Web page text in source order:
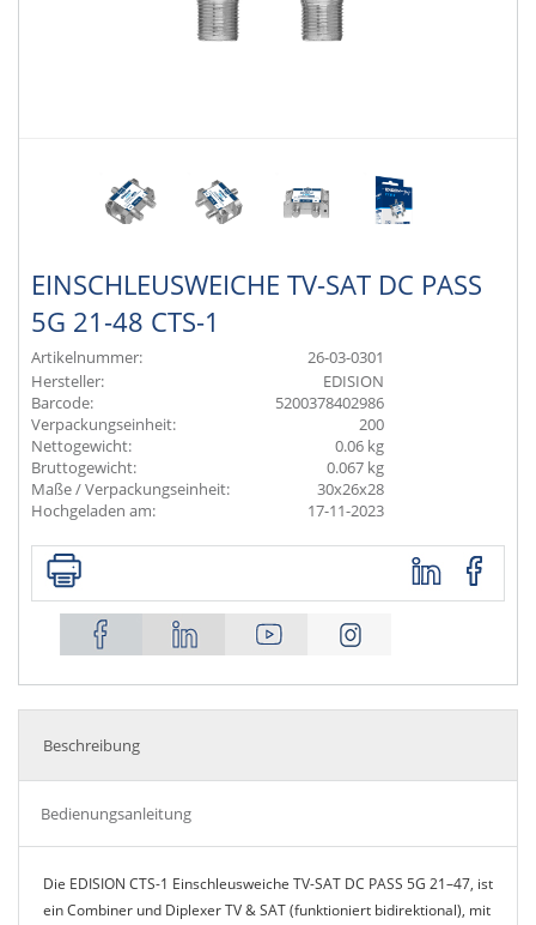
EINSCHLEUSWEICHE TV-SAT DC PASS
5G 21-48 CTS-1
Artikelnummer:
26-03-0301
Hersteller:
EDISION
Barcode:
5200378402986
Verpackungseinheit:
200
Nettogewicht:
0.06 kg
Bruttogewicht:
0.067 kg
Maße / Verpackungseinheit:
30x26x28
Hochgeladen am:
17-11-2023
Beschreibung
Bedienungsanleitung
Die EDISION CTS-1 Einschleusweiche TV-SAT DC PASS 5G 21–47, ist
ein Combiner und Diplexer TV & SAT (funktioniert bidirektional), mit